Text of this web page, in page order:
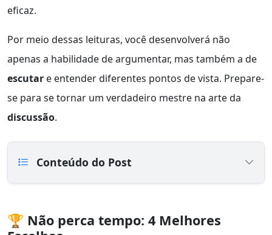
eficaz.
Por meio dessas leituras, você desenvolverá não
apenas a habilidade de argumentar, mas também a de
escutar e entender diferentes pontos de vista. Prepare-
se para se tornar um verdadeiro mestre na arte da
discussão.
Conteúdo do Post
🏆 Não perca tempo: 4 Melhores